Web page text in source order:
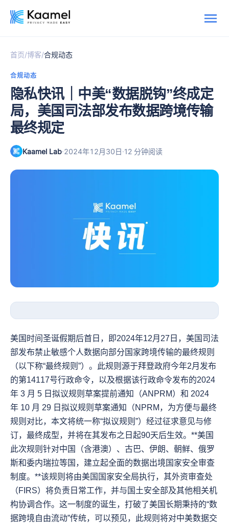
首页/博客/合规动态
合规动态
隐私快讯｜中美“数据脱钩”终成定
局，美国司法部发布数据跨境传输
最终规定
Kaamel Lab·2024年12月30日·12 分钟阅读
美国时间圣诞假期后首日，即2024年12月27日，美国司法
部发布禁止敏感个人数据向部分国家跨境传输的最终规则
（以下称“最终规则”）。此规则源于拜登政府今年2月发布
的第14117号行政命令，以及根据该行政命令发布的2024
年 3 月 5 日拟议规则草案提前通知（ANPRM）和 2024
年 10 月 29 日拟议规则草案通知（NPRM，为方便与最终
规则对比，本文将统一称“拟议规则”）经过征求意见与修
订，最终成型，并将在其发布之日起90天后生效。**美国
此次规则针对中国（含港澳）、古巴、伊朗、朝鲜、俄罗
斯和委内瑞拉等国，建立起全面的数据出境国家安全审查
制度。**该规则将由美国国家安全局执行，其外资审查处
（FIRS）将负责日常工作，并与国土安全部及其他相关机
构协调合作。这一制度的诞生，打破了美国长期秉持的“数
据跨境自由流动”传统，可以预见，此规则将对中美数据交